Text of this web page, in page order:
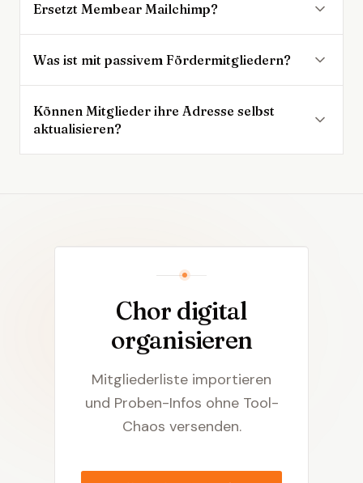
Ersetzt Membear Mailchimp?
Was ist mit passivem Fördermitgliedern?
Können Mitglieder ihre Adresse selbst
aktualisieren?
Chor digital
organisieren
Mitgliederliste importieren
und Proben-Infos ohne Tool-
Chaos versenden.